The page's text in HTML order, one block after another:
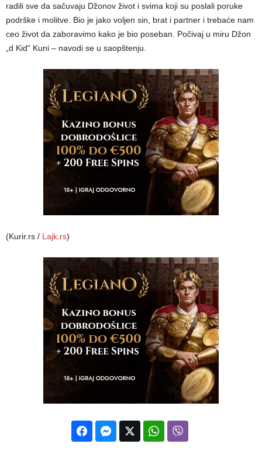
radili sve da sačuvaju Džonov život i svima koji su poslali poruke
podrške i molitve. Bio je jako voljen sin, brat i partner i trebaće nam
ceo život da zaboravimo kako je bio poseban. Počivaj u miru Džon
„d Kid“ Kuni – navodi se u saopštenju.
(Kurir.rs / Lajk.rs)